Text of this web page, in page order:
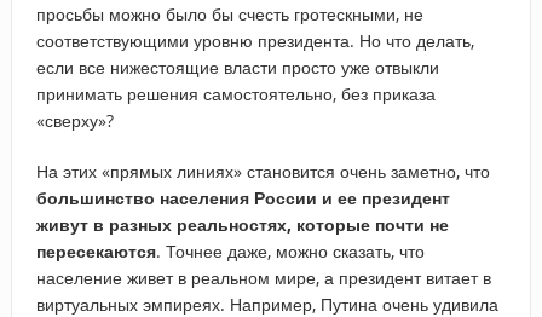
просьбы можно было бы счесть гротескными, не
соответствующими уровню президента. Но что делать,
если все нижестоящие власти просто уже отвыкли
принимать решения самостоятельно, без приказа
«сверху»?
На этих «прямых линиях» становится очень заметно, что
большинство населения России и ее президент
живут в разных реальностях, которые почти не
пересекаются. Точнее даже, можно сказать, что
население живет в реальном мире, а президент витает в
виртуальных эмпиреях. Например, Путина очень удивила